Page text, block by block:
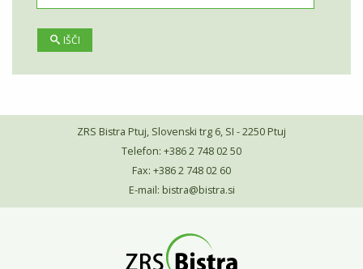
IŠČI
ZRS Bistra Ptuj, Slovenski trg 6, SI - 2250 Ptuj
Telefon: +386 2 748 02 50
Fax: +386 2 748 02 60
E-mail: bistra@bistra.si